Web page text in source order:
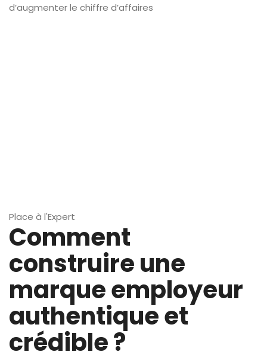
d’augmenter le chiffre d’affaires
Place à l'Expert
Comment
construire une
marque employeur
authentique et
crédible ?